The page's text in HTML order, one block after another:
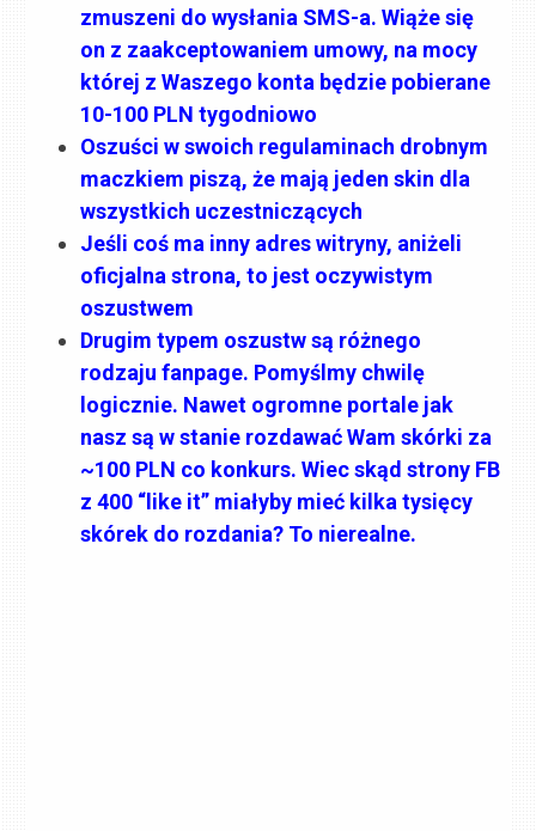
zmuszeni do wysłania SMS-a. Wiąże się
on z zaakceptowaniem umowy, na mocy
której z Waszego konta będzie pobierane
10-100 PLN tygodniowo
Oszuści w swoich regulaminach drobnym
maczkiem piszą, że mają jeden skin dla
wszystkich uczestniczących
Jeśli coś ma inny adres witryny, aniżeli
oficjalna strona, to jest oczywistym
oszustwem
Drugim typem oszustw są różnego
rodzaju fanpage. Pomyślmy chwilę
logicznie. Nawet ogromne portale jak
nasz są w stanie rozdawać Wam skórki za
~100 PLN co konkurs. Wiec skąd strony FB
z 400 “like it” miałyby mieć kilka tysięcy
skórek do rozdania? To nierealne.